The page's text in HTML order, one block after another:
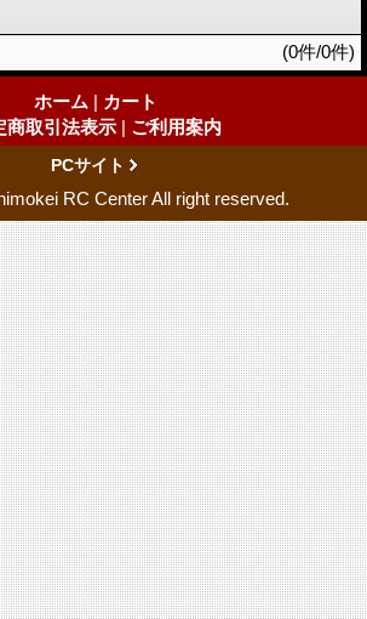
(0件/0件)
ホーム | カート
商取引法表示 | ご利用案内
PCサイト
RC Center All right reserved.